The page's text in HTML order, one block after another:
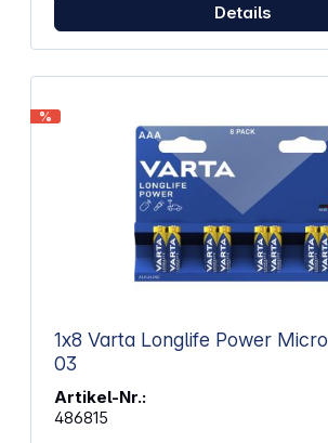
Details
%
1x8 Varta Longlife Power Micro AAA LR
03
Artikel-Nr.:
486815